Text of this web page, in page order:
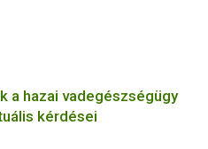
a hazai vadegészségügy
kérdései